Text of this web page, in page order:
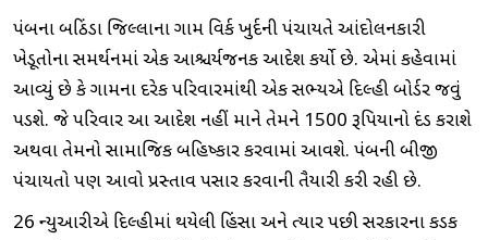
પંજાબના બઠિંડા જિલ્લાના ગામ વિર્ક ખુર્દની પંચાયતે આંદોલનકારી
ખેડૂતોના સમર્થનમાં એક આશ્ચર્યજનક આદેશ કર્યો છે. એમાં કહેવામાં
આવ્યું છે કે ગામના દરેક પરિવારમાંથી એક સભ્યએ દિલ્હી બોર્ડર જવું
પડશે. જે પરિવાર આ આદેશ નહીં માને તેમને 1500 રૂપિયાનો દંડ કરાશે
અથવા તેમનો સામાજિક બહિષ્કાર કરવામાં આવશે. પંજાબની બીજી
પંચાયતો પણ આવો પ્રસ્તાવ પસાર કરવાની તૈયારી કરી રહી છે.
26 જાન્યુઆરીએ દિલ્હીમાં થયેલી હિંસા અને ત્યાર પછી સરકારના કડક